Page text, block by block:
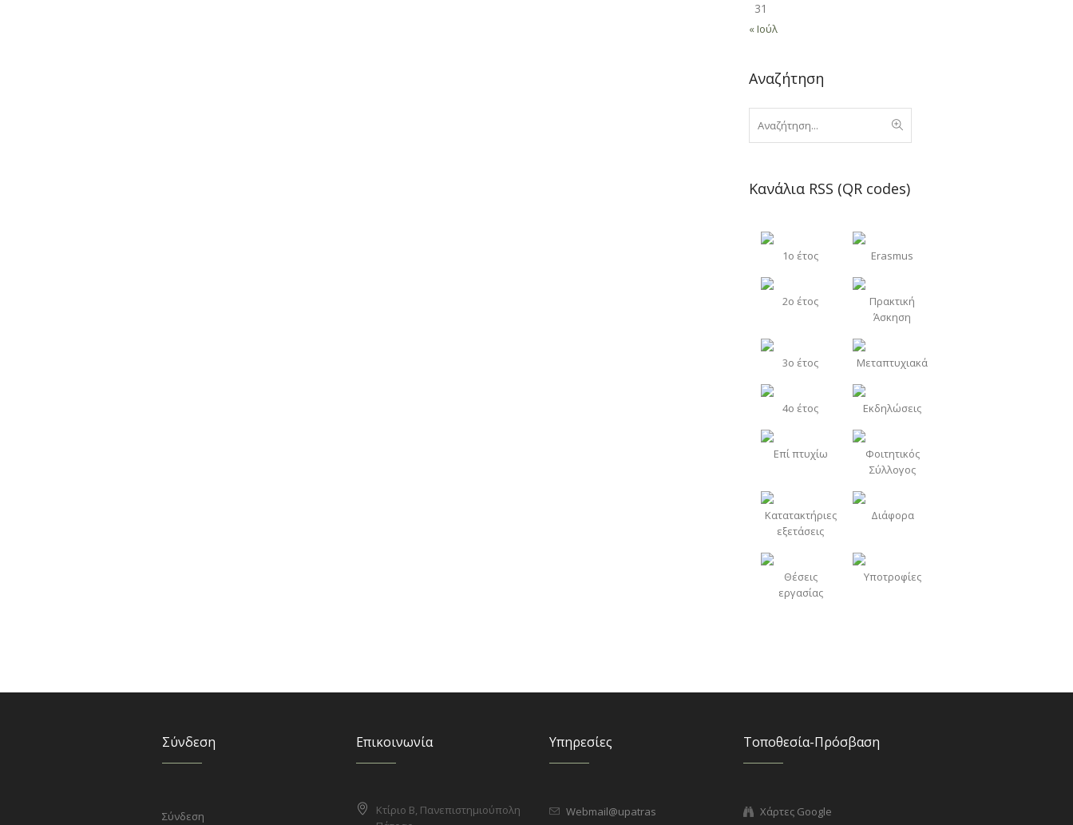
31
« Ιούλ
Αναζήτηση
Κανάλια RSS (QR codes)
1o έτος Erasmus
2o έτος
Πρακτική
Άσκηση
3o έτος Μεταπτυχιακά
4o έτος Εκδηλώσεις
Επί πτυχίω
Φοιτητικός
Σύλλογος
Κατατακτήριες
εξετάσεις
Διάφορα
Θέσεις
εργασίας
Υποτροφίες
Σύνδεση
Σύνδεση
Επικοινωνία
Κτίριο Β, Πανεπιστημιούπολη
Υπηρεσίες
Webmail@upatras
Τοποθεσία-Πρόσβαση
Χάρτες Google